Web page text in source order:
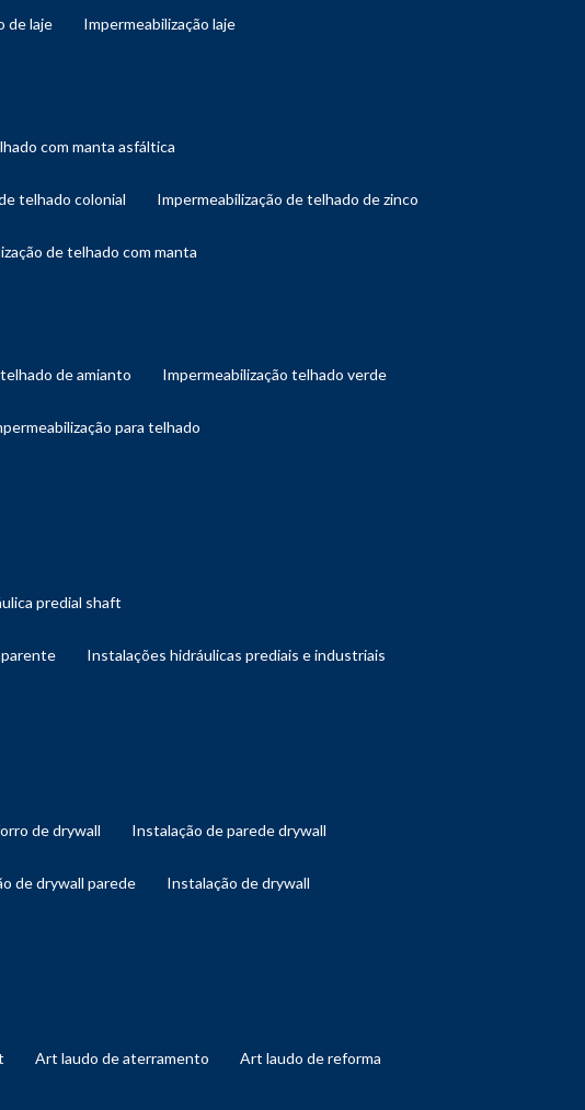
de laje impermeabilização laje
com manta asfáltica
telhado colonial impermeabilização de telhado de zinco
de telhado com manta
de amianto impermeabilização telhado verde
para telhado
predial shaft
instalações hidráulicas prediais e industriais
de drywall instalação de parede drywall
de drywall parede instalação de drywall
art laudo de aterramento art laudo de reforma